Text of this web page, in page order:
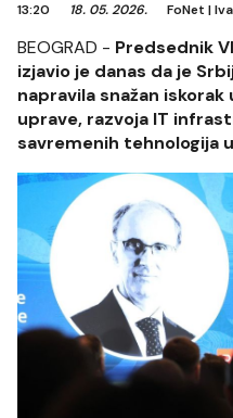
13:20 18. 05. 2026. FoNet |
BEOGRAD - Predsednik
izjavio je danas da je
napravila snažan
uprave, razvoja IT
savremenih tehnologija